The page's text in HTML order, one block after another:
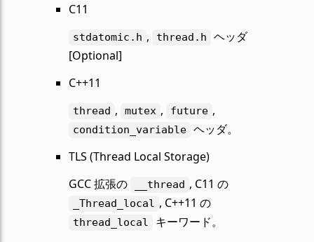
C11
stdatomic.h , thread.h
ヘッダ
[Optional]
C++11
thread , mutex , future ,
condition_variable ヘッダ。
TLS (Thread Local Storage)
GCC 拡張の
__thread , C11 の
_Thread_local , C++11 の
thread_local キーワード。